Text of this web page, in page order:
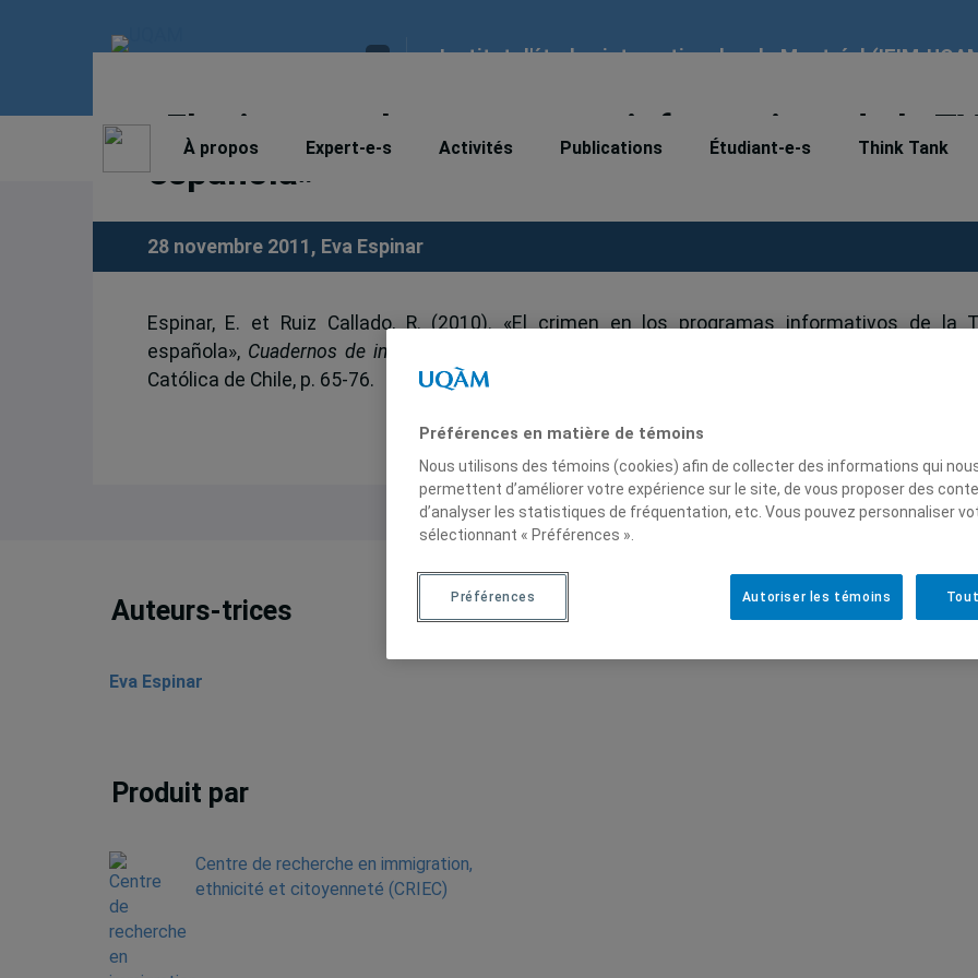
Institut d'études internationales de Montréal (IEIM-
À propos Expert-e-s Activités Publications Étudiant-e-s Think Tank
«El crimen en los programas informativos de la
española»
28 novembre 2011, Eva Espinar
Espinar, E. et Ruiz Callado, R. (2010). «El crimen en los programas informativos de la
española», Cuadernos de información
Católica de Chile, p. 65-76.
Auteurs-trices
Eva Espinar
Produit par
Centre de recherche en immigration,
ethnicité et citoyenneté (CRIEC)
Préférences en matière de témoins
Nous utilisons des témoins (cookies) afin de collecter des informations qui
permettent d’améliorer votre expérience sur le site, de vous proposer des
d’analyser les statistiques de fréquentation, etc. Vous pouvez personnaliser
sélectionnant « Préférences ».
Autoriser les témoins
Préférences